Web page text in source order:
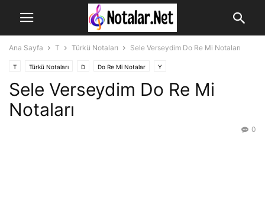
Ana Sayfa T Türkü Notaları Sele Verseydim Do Re Mi Notaları
T Türkü Notaları D Do Re Mi Notalar Y
Yavuz Bingöl Türküleri Notaları
Sele Verseydim Do Re Mi
Notaları
0